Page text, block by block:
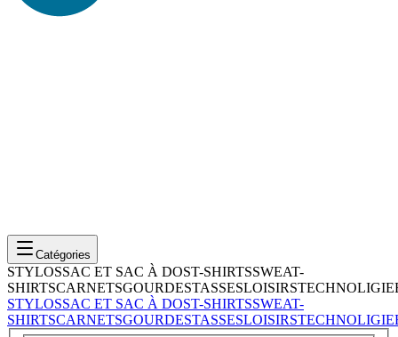
Catégories
STYLOSSAC ET SAC À DOST-SHIRTSSWEAT-
SHIRTSCARNETSGOURDESTASSESLOISIRSTECHNOLIGIE
STYLOSSAC ET SAC À DOST-SHIRTSSWEAT-
SHIRTSCARNETSGOURDESTASSESLOISIRSTECHNOLIGIE